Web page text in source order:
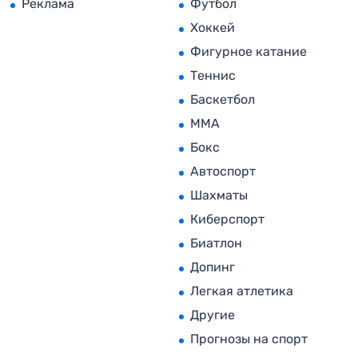
Реклама
Футбол
Хоккей
Фигурное катание
Теннис
Баскетбол
MMA
Бокс
Автоспорт
Шахматы
Киберспорт
Биатлон
Допинг
Легкая атлетика
Другие
Прогнозы на спорт